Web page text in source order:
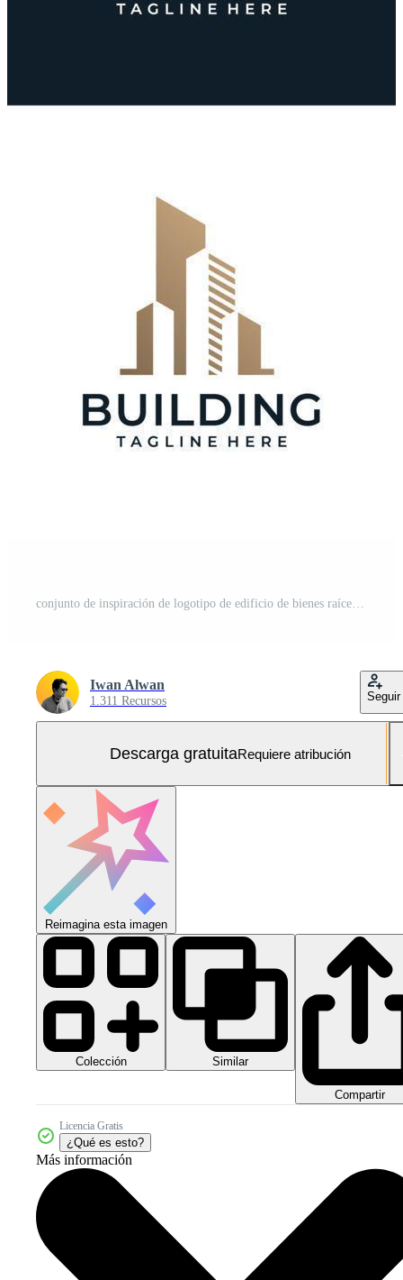
conjunto de inspiración de logotipo de edificio de bienes raíces único moderno Vector Gratis y SVG Gratis
Iwan Alwan
1.311 Recursos Seguir
Descarga gratuitaRequiere atribución
Reimagina esta imagen
Colección Similar
Compartir
Licencia Gratis
¿Qué es esto?
Más información